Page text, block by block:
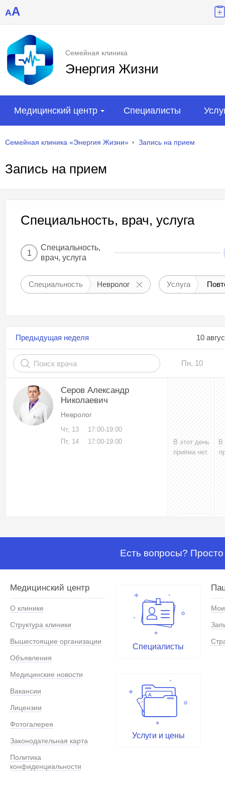
AA
Семейная клиника
Энергия Жизни
Медицинский центр Специалисты
Семейная клиника «Энергия Жизни» Запись на прием
Запись на прием
Специальность, врач, услуга
1
Специальность,
врач, услуга
Специальность Невролог Услуга
Предыдущая неделя 10
Пн, 10
Серов Александр
Николаевич
Невролог
Чт, 13
17:00-19:00
Пт, 14
17:00-19:00
В этот день
приёма нет.
В
Есть вопросы?
Медицинский центр
О клинике
Структура клиники
Вышестоящие организации
Объявления
Медицинские новости
Вакансии
Лицензии
Фотогалерея
Законодательная карта
Политика
конфиденциальности
Специалисты
Услуги и цены